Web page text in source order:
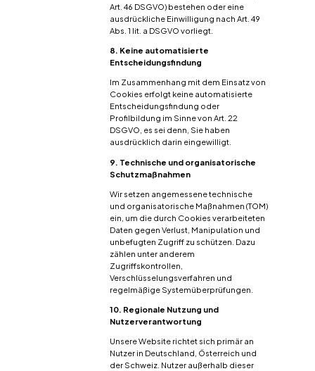
Art. 46 DSGVO) bestehen oder eine
ausdrückliche Einwilligung nach Art. 49
Abs. 1 lit. a DSGVO vorliegt.
8. Keine automatisierte
Entscheidungsfindung
Im Zusammenhang mit dem Einsatz von
Cookies erfolgt keine automatisierte
Entscheidungsfindung oder
Profilbildung im Sinne von Art. 22
DSGVO, es sei denn, Sie haben
ausdrücklich darin eingewilligt.
9. Technische und organisatorische
Schutzmaßnahmen
Wir setzen angemessene technische
und organisatorische Maßnahmen (TOM)
ein, um die durch Cookies verarbeiteten
Daten gegen Verlust, Manipulation und
unbefugten Zugriff zu schützen. Dazu
zählen unter anderem
Zugriffskontrollen,
Verschlüsselungsverfahren und
regelmäßige Systemüberprüfungen.
10. Regionale Nutzung und
Nutzerverantwortung
Unsere Website richtet sich primär an
Nutzer in Deutschland, Österreich und
der Schweiz. Nutzer außerhalb dieser